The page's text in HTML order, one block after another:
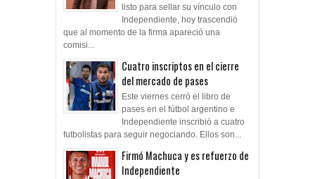
listo para sellar su vínculo con
Independiente, hoy trascendió
que al momento de la firma apareció una
comisi...
Cuatro inscriptos en el cierre
del mercado de pases
Este viernes cerró el libro de
pases en el fútbol argentino e
Independiente inscribió a cuatro
futbolistas para seguir negociando. Ellos son...
Firmó Machuca y es refuerzo de
Independiente